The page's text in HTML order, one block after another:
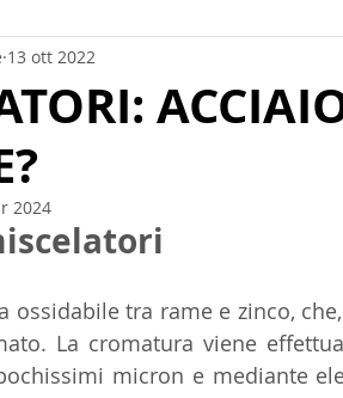
13 ott 2022
2024
ossidabile tra rame e zinco,
La cromatura viene
micron e mediante